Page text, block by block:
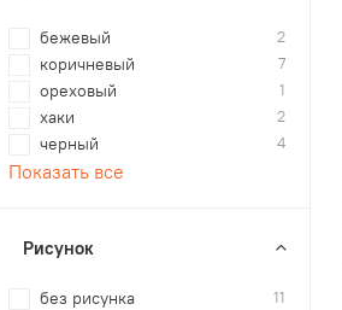
бежевый 2
коричневый 7
ореховый 1
хаки 2
черный 4
Показать все
Рисунок
без рисунка 11